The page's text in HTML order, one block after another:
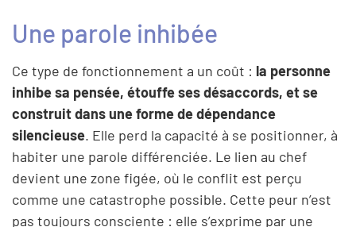
Une parole inhibée
Ce type de fonctionnement a un coût : la personne
inhibe sa pensée, étouffe ses désaccords, et se
construit dans une forme de dépendance
silencieuse. Elle perd la capacité à se positionner, à
habiter une parole différenciée. Le lien au chef
devient une zone figée, où le conflit est perçu
comme une catastrophe possible. Cette peur n’est
pas toujours consciente : elle s’exprime par une